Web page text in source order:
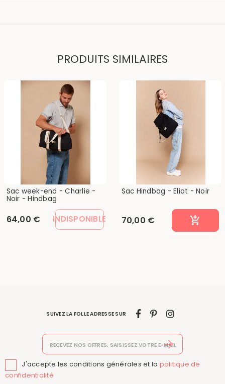
PRODUITS SIMILAIRES
Sac week-end - Charlie -
Noir - Hindbag
64,00 € INDISPONIBLE
Sac Hindbag - Eliot - Noir
70,00 €
J'accepte les conditions générales et la politique de
confidentialité
SUIVEZ LA FOLLE ADRESSE SUR